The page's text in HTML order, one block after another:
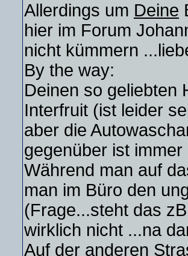
Allerdings um Deine
hier im Forum
nicht kümmern
By the way:
Deinen so geliebten
Interfruit (ist leider
aber die
gegenüber ist
Während man auf
man im Büro den
(Frage...steht das
wirklich nicht ...na
Auf der anderen